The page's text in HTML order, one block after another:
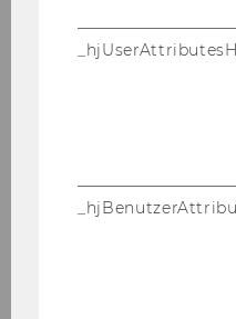
HATAK
Haco
Ehrensena